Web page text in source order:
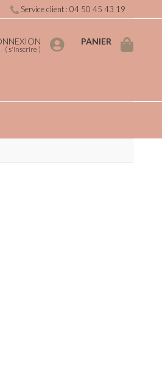
( s'inscrire )
PANIER
Service client : 04 50 45 43 19